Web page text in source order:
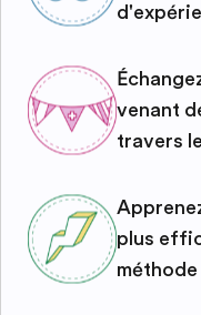
venant
travers
plus
méthode